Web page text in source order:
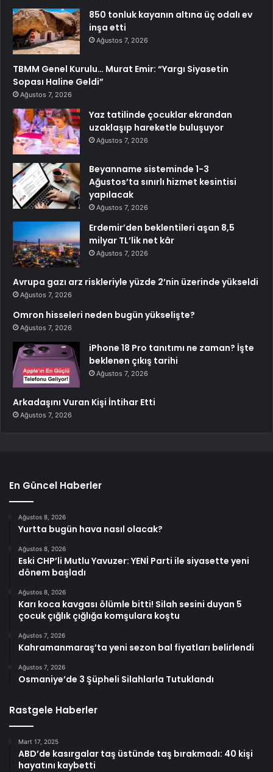
850 tonluk kayanın altına üç odalı ev
inşa etti
Ağustos 7, 2026
TBMM Genel Kurulu… Murat Emir: “Yargı Siyasetin
Sopası Haline Geldi”
Ağustos 7, 2026
Yaz tatilinde çocuklar ekrandan
uzaklaşıp hareketle buluşuyor
Ağustos 7, 2026
Beyanname sisteminde 1-3
Ağustos’ta sınırlı hizmet kesintisi
yapılacak
Ağustos 7, 2026
Erdemir’den beklentileri aşan 8,5
milyar TL’lik net kâr
Ağustos 7, 2026
Avrupa gazı arz riskleriyle yüzde 2’nin üzerinde yükseldi
Ağustos 7, 2026
Omron hisseleri neden bugün yükselişte?
Ağustos 7, 2026
iPhone 18 Pro tanıtımı ne zaman? İşte
beklenen çıkış tarihi
Ağustos 7, 2026
Arkadaşını Vuran Kişi İntihar Etti
Ağustos 7, 2026
En Güncel Haberler
Ağustos 8, 2026
Yurtta bugün hava nasıl olacak?
Ağustos 8, 2026
Eski CHP’li Mutlu Yavuzer: YENİ Parti ile siyasette yeni
dönem başladı
Ağustos 8, 2026
Karı koca kavgası ölümle bitti! Silah sesini duyan 5
çocuk çığlık çığlığa komşulara koştu
Ağustos 7, 2026
Kahramanmaraş’ta yeni sezon bal fiyatları belirlendi
Ağustos 7, 2026
Osmaniye’de 3 Şüpheli Silahlarla Tutuklandı
Rastgele Haberler
Mart 17, 2025
ABD’de kasırgalar taş üstünde taş bırakmadı: 40 kişi
hayatını kaybetti